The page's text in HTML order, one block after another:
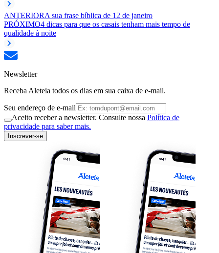
ANTERIORA sua frase bíblica de 12 de janeiro
PRÓXIMO4 dicas para que os casais tenham mais tempo de
qualidade à noite
Newsletter
Receba Aleteia todos os dias em sua caixa de e-mail.
Seu endereço de e-mail
Aceito receber a newsletter. Consulte nossa Política de
privacidade para saber mais.
Inscrever-se